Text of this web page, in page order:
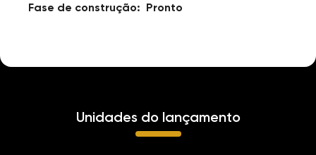
Fase de construção: Pronto
Unidades do lançamento